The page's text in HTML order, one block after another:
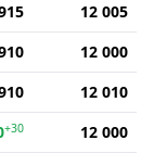
12 005
12 000
12 010
+30
12 000